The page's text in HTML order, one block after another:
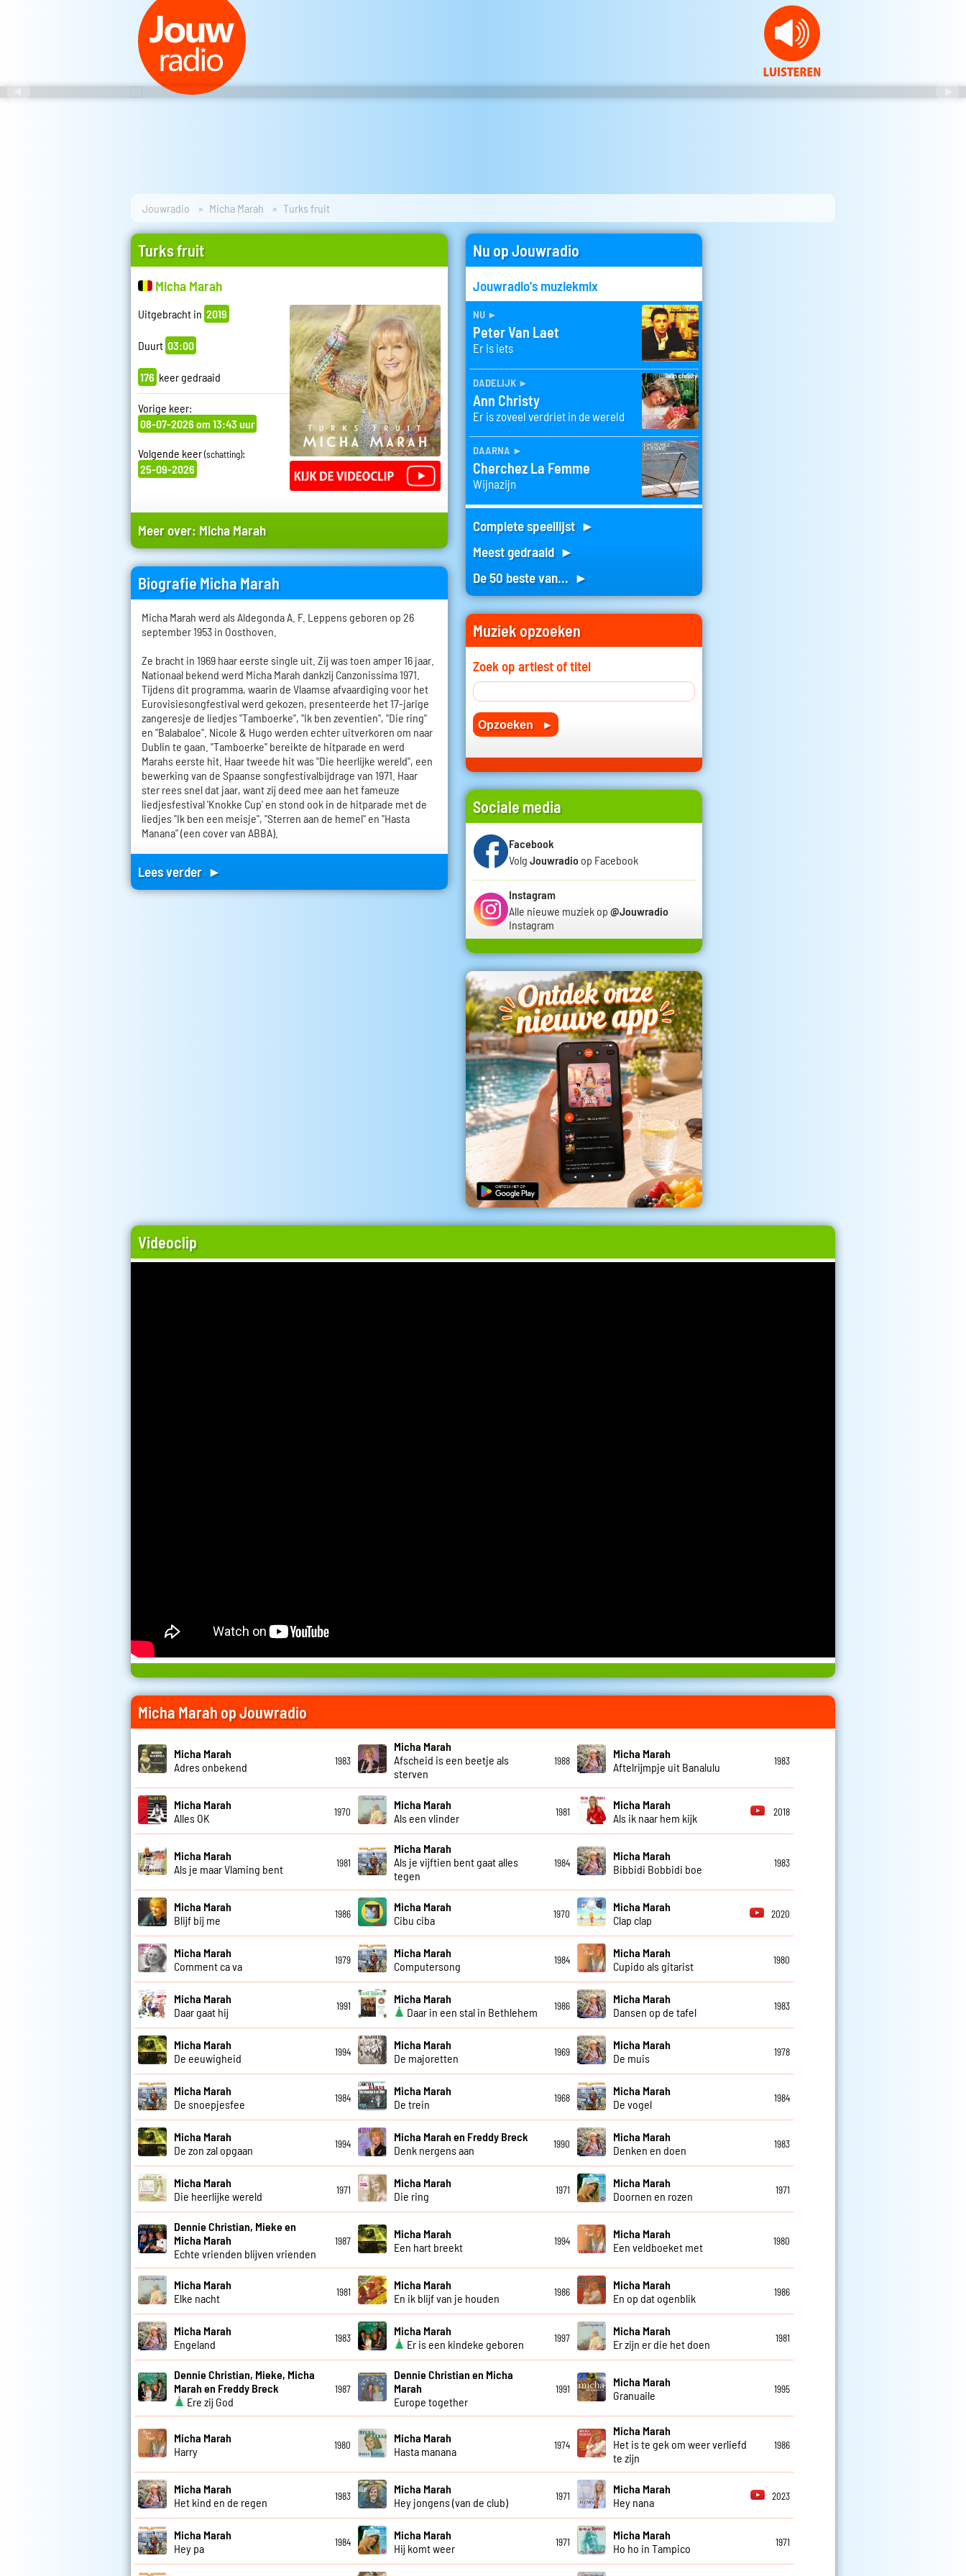
Jouwradio Micha Marah Turks fruit
Turks fruit
Micha Marah
Uitgebracht in 2019
Duurt 03:00
176 keer gedraaid
Vorige keer:
08-07-2026 om 13:43 uur
Volgende keer(schatting):
25-09-2026
Meer over: Micha Marah
Biografie Micha Marah
Micha Marah werd als Aldegonda A. F. Leppens geboren op 26
september 1953 in Oosthoven.
Ze bracht in 1969 haar eerste single uit. Zij was toen amper 16 jaar.
Nationaal bekend werd Micha Marah dankzij Canzonissima 1971.
Tijdens dit programma, waarin de Vlaamse afvaardiging voor het
Eurovisiesongfestival werd gekozen, presenteerde het 17-jarige
zangeresje de liedjes "Tamboerke", "Ik ben zeventien", "Die ring"
en "Balabaloe". Nicole & Hugo werden echter uitverkoren om naar
Dublin te gaan. "Tamboerke" bereikte de hitparade en werd
Marahs eerste hit. Haar tweede hit was "Die heerlijke wereld", een
bewerking van de Spaanse songfestivalbijdrage van 1971. Haar
ster rees snel dat jaar, want zij deed mee aan het fameuze
liedjesfestival 'Knokke Cup' en stond ook in de hitparade met de
liedjes "Ik ben een meisje", "Sterren aan de hemel" en "Hasta
Manana" (een cover van ABBA).
Lees verder ►
Nu op Jouwradio
Jouwradio's muziekmix
nu ►
Peter Van Laet
Er is iets
dadelijk ►
Ann Christy
Er is zoveel verdriet in de wereld
daarna ►
Cherchez La Femme
Wijnazijn
Complete speellijst ►
Meest gedraaid ►
De 50 beste van... ►
Muziek opzoeken
Zoek op artiest of titel
Sociale media
Facebook
Volg Jouwradio op Facebook
Instagram
Alle nieuwe muziek op @Jouwradio
Instagram
Videoclip
Micha Marah op Jouwradio
Micha Marah
Adres onbekend
1983
Micha Marah
Afscheid is een beetje als
sterven
1988
Micha Marah
Aftelrijmpje uit Banalulu
1983
Micha Marah
Alles OK
1970
Micha Marah
Als een vlinder
1981
Micha Marah
Als ik naar hem kijk
2018
Micha Marah
Als je maar Vlaming bent
1981
Micha Marah
Als je vijftien bent gaat alles
tegen
1984
Micha Marah
Bibbidi Bobbidi boe
1983
Micha Marah
Blijf bij me
1986
Micha Marah
Cibu ciba
1970
Micha Marah
Clap clap
2020
Micha Marah
Comment ca va
1979
Micha Marah
Computersong
1984
Micha Marah
Cupido als gitarist
1980
Micha Marah
Daar gaat hij
1991
Micha Marah
Daar in een stal in Bethlehem
1986
Micha Marah
Dansen op de tafel
1983
Micha Marah
De eeuwigheid
1994
Micha Marah
De majoretten
1969
Micha Marah
De muis
1978
Micha Marah
De snoepjesfee
1984
Micha Marah
De trein
1968
Micha Marah
De vogel
1984
Micha Marah
De zon zal opgaan
1994
Micha Marah en Freddy Breck
Denk nergens aan
1990
Micha Marah
Denken en doen
1983
Micha Marah
Die heerlijke wereld
1971
Micha Marah
Die ring
1971
Micha Marah
Doornen en rozen
1971
Dennie Christian, Mieke en
Micha Marah
Echte vrienden blijven vrienden
1987
Micha Marah
Een hart breekt
1994
Micha Marah
Een veldboeket met
1980
Micha Marah
Elke nacht
1981
Micha Marah
En ik blijf van je houden
1986
Micha Marah
En op dat ogenblik
1986
Micha Marah
Engeland
1983
Micha Marah
Er is een kindeke geboren
1997
Micha Marah
Er zijn er die het doen
1981
Dennie Christian, Mieke, Micha
Marah en Freddy Breck
Ere zij God
1987
Dennie Christian en Micha
Marah
Europe together
1991
Micha Marah
Granuaile
1995
Micha Marah
Harry
1980
Micha Marah
Hasta manana
1974
Micha Marah
Het is te gek om weer verliefd
te zijn
1986
Micha Marah
Het kind en de regen
1983
Micha Marah
Hey jongens (van de club)
1971
Micha Marah
Hey nana
2023
Micha Marah
Hey pa
1984
Micha Marah
Hij komt weer
1971
Micha Marah
Ho ho in Tampico
1971